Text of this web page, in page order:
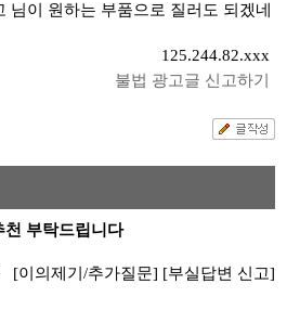
님이 원하는 부품으로 질러도 되겠네
125.244.82.xxx
불법 광고글 신고하기
천 부탁드립니다
[이의제기/추가질문] [부실답변 신고]